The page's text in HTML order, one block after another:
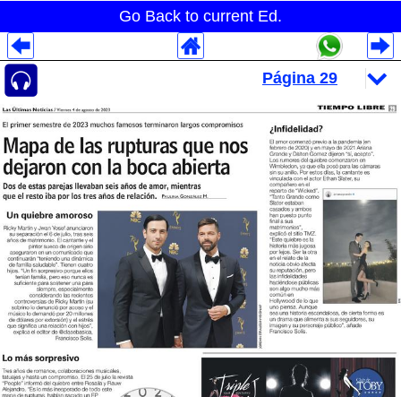
Go Back to current Ed.
Despliegues Analytics
Despliegues Totales
Despliegues por Rubros